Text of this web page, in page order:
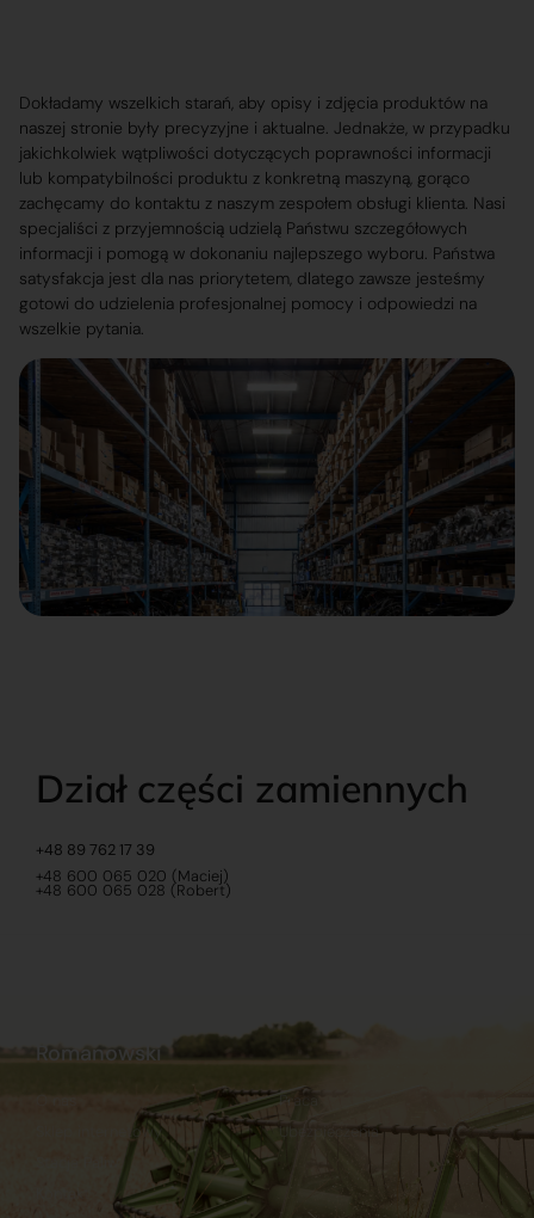
Dokładamy wszelkich starań, aby opisy i zdjęcia produktów na
naszej stronie były precyzyjne i aktualne. Jednakże, w przypadku
jakichkolwiek wątpliwości dotyczących poprawności informacji
lub kompatybilności produktu z konkretną maszyną, gorąco
zachęcamy do kontaktu z naszym zespołem obsługi klienta. Nasi
specjaliści z przyjemnością udzielą Państwu szczegółowych
informacji i pomogą w dokonaniu najlepszego wyboru. Państwa
satysfakcja jest dla nas priorytetem, dlatego zawsze jesteśmy
gotowi do udzielenia profesjonalnej pomocy i odpowiedzi na
wszelkie pytania.
Dział części zamiennych
+48 89 762 17 39
+48 600 065 020 (Maciej)
+48 600 065 028 (Robert)
Romanowski
Sklep internetowy
Praca
Ubezpieczenia